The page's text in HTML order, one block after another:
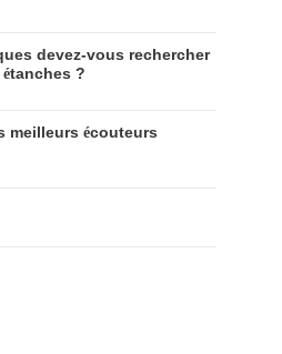
devez-vous rechercher
étanches ?
meilleurs écouteurs